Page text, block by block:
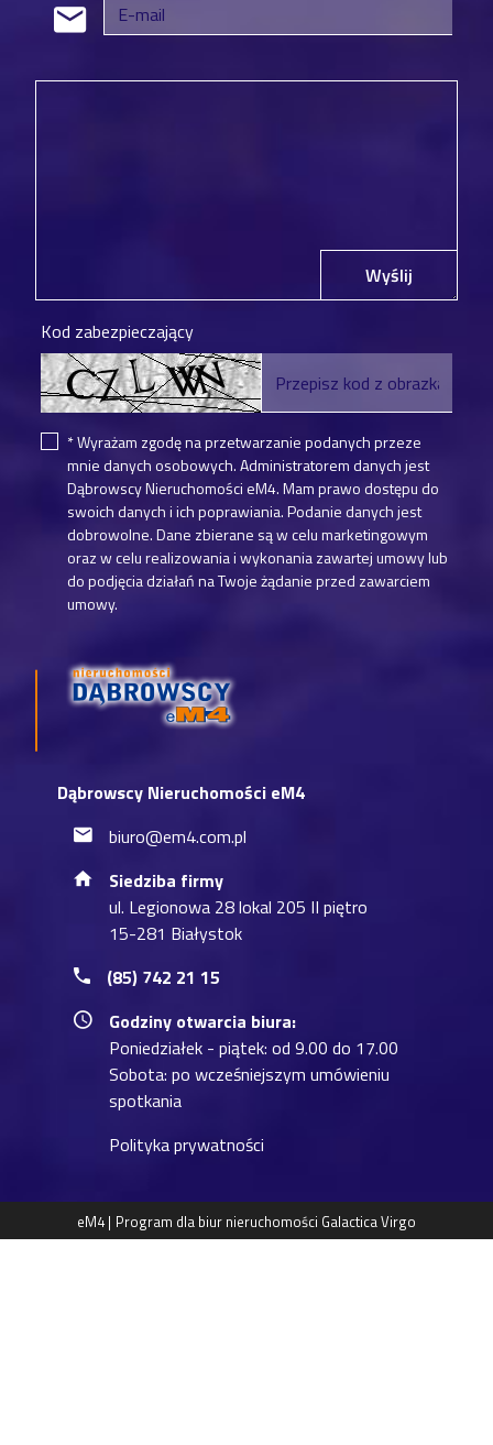
Dąbrowscy Nieruchomości eM4
biuro@em4.com.pl
Siedziba firmy
ul. Legionowa 28 lokal 205 II piętro
15-281 Białystok
(85) 742 21 15
Godziny otwarcia biura:
Poniedziałek - piątek: od 9.00 do 17.00
Sobota: po wcześniejszym umówieniu
spotkania
Polityka prywatności
Wyślij
Kod zabezpieczający
* Wyrażam zgodę na przetwarzanie podanych przeze
mnie danych osobowych. Administratorem danych jest
Dąbrowscy Nieruchomości eM4. Mam prawo dostępu do
swoich danych i ich poprawiania. Podanie danych jest
dobrowolne. Dane zbierane są w celu marketingowym
oraz w celu realizowania i wykonania zawartej umowy lub
do podjęcia działań na Twoje żądanie przed zawarciem
umowy.
eM4 | Program dla biur nieruchomości Galactica Virgo